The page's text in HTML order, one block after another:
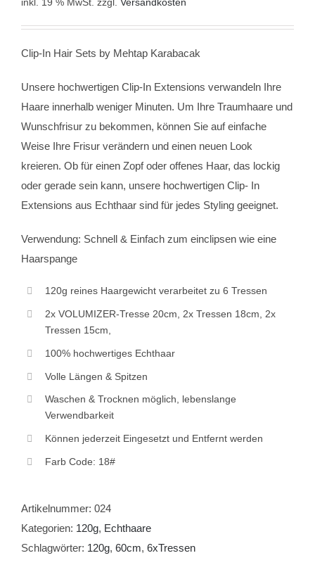
inkl. 19 % MwSt. zzgl. Versandkosten
Clip-In Hair Sets by Mehtap Karabacak
Unsere hochwertigen Clip-In Extensions verwandeln Ihre
Haare innerhalb weniger Minuten. Um Ihre Traumhaare und
Wunschfrisur zu bekommen, können Sie auf einfache
Weise Ihre Frisur verändern und einen neuen Look
kreieren. Ob für einen Zopf oder offenes Haar, das lockig
oder gerade sein kann, unsere hochwertigen Clip- In
Extensions aus Echthaar sind für jedes Styling geeignet.
Verwendung: Schnell & Einfach zum einclipsen wie eine
Haarspange
120g reines Haargewicht verarbeitet zu 6 Tressen
2x VOLUMIZER-Tresse 20cm, 2x Tressen 18cm, 2x
Tressen 15cm,
100% hochwertiges Echthaar
Volle Längen & Spitzen
Waschen & Trocknen möglich, lebenslange
Verwendbarkeit
Können jederzeit Eingesetzt und Entfernt werden
Farb Code: 18#
Artikelnummer: 024
Kategorien: 120g, Echthaare
Schlagwörter: 120g, 60cm, 6xTressen